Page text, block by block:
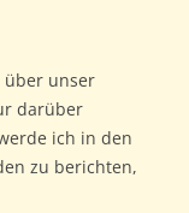
über unser
darüber
ich in den
zu berichten,